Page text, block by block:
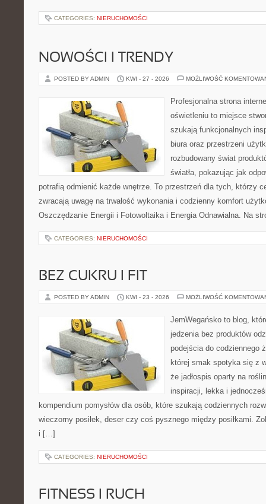
CATEGORIES: NIERUCHOMOŚCI
NOWOŚCI I TRENDY
POSTED BY ADMIN KWI - 27 - 2026 MOŻLIWOŚĆ
Profesjonalna strona
oświetleniu to miejsce
szukają funkcjonalnych
biura oraz przestrzeni
rozbudowany świat
światła, pokazując jak
potrafią odmienić każde wnętrze. To przestrzeń dla tych, którzy
zwracają uwagę na trwałość wykonania i codzienny komfort
Oszczędzanie Energii i Fotowoltaika i Energia Odnawialna. Na
CATEGORIES: NIERUCHOMOŚCI
BEZ CUKRU I FIT
POSTED BY ADMIN KWI - 23 - 2026 MOŻLIWOŚĆ
JemWegańsko to blog,
jedzenia bez produktów
podejścia do codziennego
której smak spotyka się z
że jadłospis oparty na
inspiracji, lekka i
kompendium pomysłów dla osób, które szukają codziennych
wieczorny posiłek, deser czy coś pysznego między posiłkami.
i […]
CATEGORIES: NIERUCHOMOŚCI
FITNESS I RUCH